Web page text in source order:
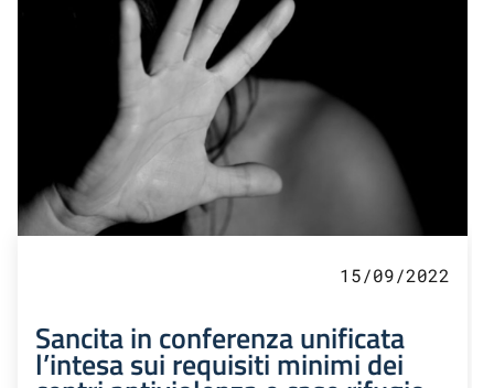
15/09/2022
Sancita in conferenza unificata
l’intesa sui requisiti minimi dei